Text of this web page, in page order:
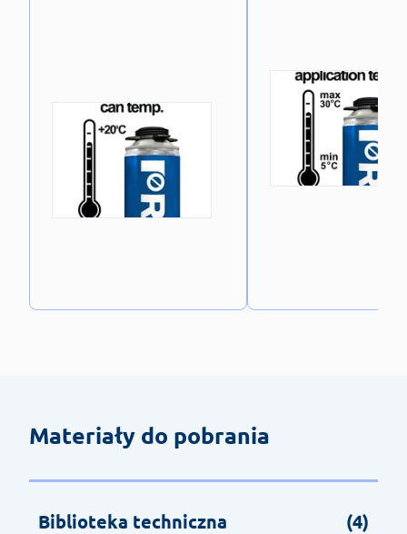
Materiały do pobrania
Biblioteka techniczna (4)